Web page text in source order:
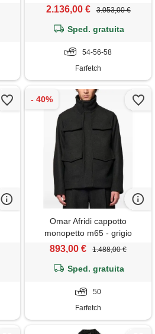
2.136,00 € 3.053,00 €
Sped. gratuita
54-56-58
Farfetch
Omar Afridi cappotto
monopetto m65 - grigio
893,00 € 1.488,00 €
Sped. gratuita
50
Farfetch